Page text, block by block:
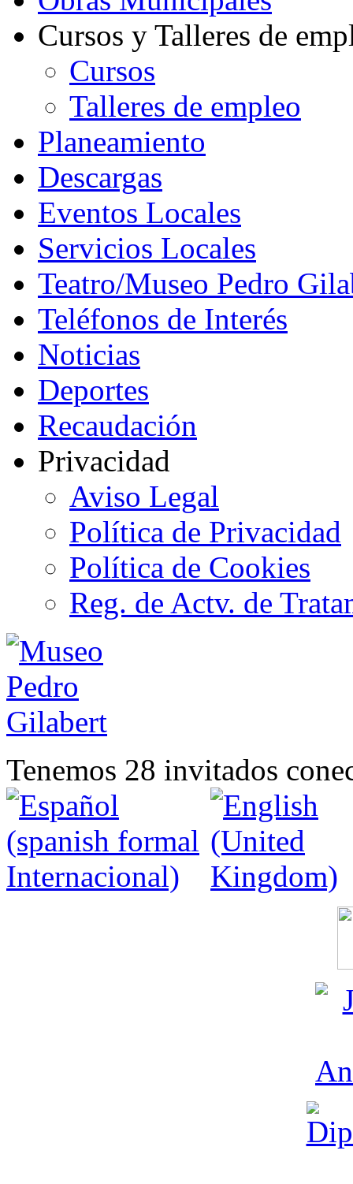
Cursos y Talleres de
Cursos
Talleres de empleo
Planeamiento
Descargas
Eventos Locales
Servicios Locales
Teatro/Museo Pedro
Teléfonos de Interés
Noticias
Deportes
Recaudación
Privacidad
Aviso Legal
Política de Privacidad
Política de Cookies
Reg. de Actv. de
Tenemos 28 invitados